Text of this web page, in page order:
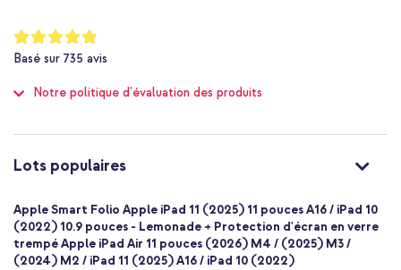
Garantie d'un an incluse
194253477563
Apple
Jaune
Tablette
1 Pc
Non
Notation:
97
%
of
Basé sur 735 avis
Notre politique d'évaluation des produits
Lots populaires
Apple Smart Folio Apple iPad 11 (2025) 11 pouces A16 / iPad 10
(2022) 10.9 pouces - Lemonade + Protection d'écran en verre
trempé Apple iPad Air 11 pouces (2026) M4 / (2025) M3 /
(2024) M2 / iPad 11 (2025) A16 / iPad 10 (2022)